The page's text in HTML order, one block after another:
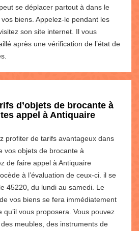
se déplacer partout à dans le
biens. Appelez-le pendant les
son site internet. Il vous
après une vérification de l’état de
d’objets de brocante à
appel à Antiquaire
profiter de tarifs avantageux dans
vos objets de brocante à
de faire appel à Antiquaire
à l’évaluation de ceux-ci. il se
45220, du lundi au samedi. Le
vos biens se fera immédiatement
qu’il vous proposera. Vous pouvez
meubles, des instruments de